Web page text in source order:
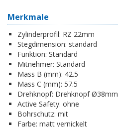
Merkmale
Zylinderprofil: RZ 22mm
Stegdimension: standard
Funktion: Standard
Mitnehmer: Standard
Mass B (mm): 42.5
Mass C (mm): 57.5
Drehknopf: Drehknopf Ø38mm
Active Safety: ohne
Bohrschutz: mit
Farbe: matt vernickelt